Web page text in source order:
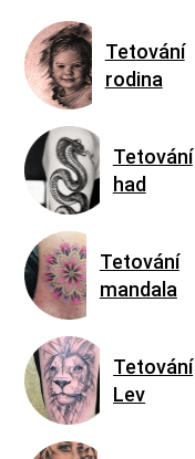
Tetování
rodina
Tetování
had
Tetování
mandala
Tetování
Lev